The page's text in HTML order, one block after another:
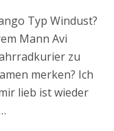
Typ Windust?
Mann Avi
zu
merken? Ich
lieb ist wieder